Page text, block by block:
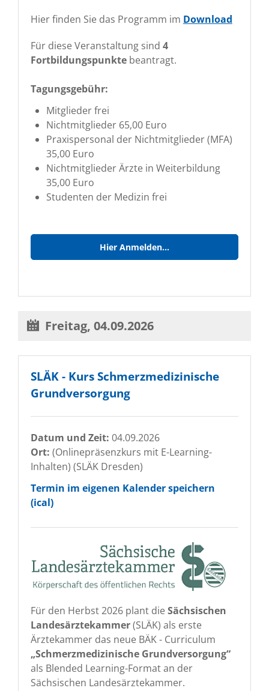
Hier finden Sie das Programm im Download
Für diese Veranstaltung sind 4
Fortbildungspunktebeantragt.
Tagungsgebühr:
Mitglieder frei
Nichtmitglieder 65,00 Euro
Praxispersonal der Nichtmitglieder (MFA)
35,00 Euro
Nichtmitglieder Ärzte in Weiterbildung
35,00 Euro
Studenten der Medizin frei
Hier Anmelden...
Freitag, 04.09.2026
SLÄK - Kurs Schmerzmedizinische
Grundversorgung
Datum und Zeit: 04.09.2026
Ort: (Onlinepräsenzkurs mit E-Learning-
Inhalten) (SLÄK Dresden)
Termin im eigenen Kalender speichern
(ical)
Für den Herbst 2026 plant dieSächsischen
Landesärztekammer(SLÄK) als erste
Ärztekammer das neue BÄK - Curriculum
„Schmerzmedizinische Grundversorgung“
als Blended Learning-Format an der
Sächsischen Landesärztekammer.